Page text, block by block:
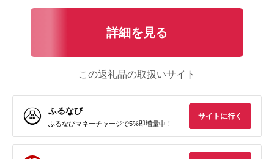
詳細を見る
この返礼品の取扱いサイト
ふるなび
ふるなびマネーチャージで5%即増量中！
サイトに行く